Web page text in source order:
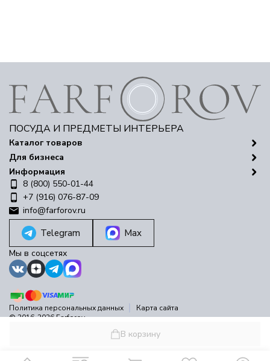
В корзину
ПОСУДА И ПРЕДМЕТЫ ИНТЕРЬЕРА
Каталог товаров
Для бизнеса
Информация
8 (800) 550-01-44
+7 (916) 076-87-09
info@farforov.ru
Telegram Max
Мы в соцсетях
Политика персональных данных
Карта сайта
© 2016-2026 Farforov